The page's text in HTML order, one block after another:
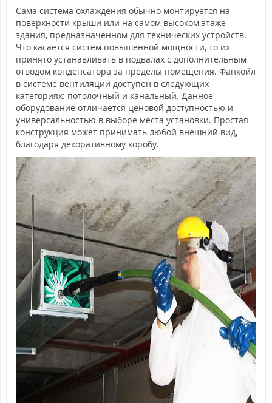
Сама система охлаждения обычно монтируется на
поверхности крыши или на самом высоком этаже
здания, предназначенном для технических устройств.
Что касается систем повышенной мощности, то их
принято устанавливать в подвалах с дополнительным
отводом конденсатора за пределы помещения. Фанкойл
в системе вентиляции доступен в следующих
категориях: потолочный и канальный. Данное
оборудование отличается ценовой доступностью и
универсальностью в выборе места установки. Простая
конструкция может принимать любой внешний вид,
благодаря декоративному коробу.